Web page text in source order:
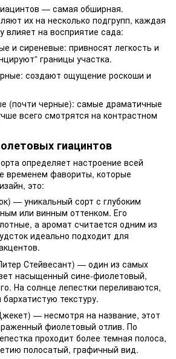
— самая обширная.
их на несколько подгрупп, каждая
влияет на восприятие сада:
и сиреневые: привносят легкость и
границы участка.
создают ощущение роскоши и
(почти черные): самые драматичные
всего смотрятся на контрастном
гиацинтов
определяет настроение всей
временем фавориты, которые
это:
— уникальный сорт с глубоким
или винным оттенком. Его
а аромат считается одним из
идеально подходит для
Стейвесант) — один из самых
насыщенный сине-фиолетовый,
На солнце лепестки переливаются,
текстуру.
— несмотря на название, этот
фиолетовый отлив. По
проходит более темная полоса,
полосатый, графичный вид.